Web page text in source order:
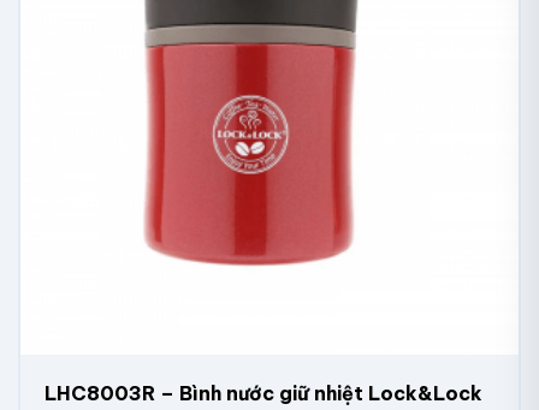
LHC8003R – Bình nước giữ nhiệt Lock&Lock